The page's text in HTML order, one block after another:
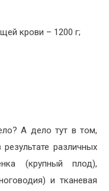
крови – 1200 г;
А дело тут в том,
различных
(крупный плод),
и тканевая